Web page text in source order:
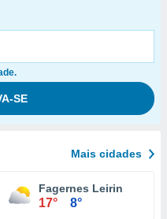
Mais cidades
Fagernes Leirin
17° 8°